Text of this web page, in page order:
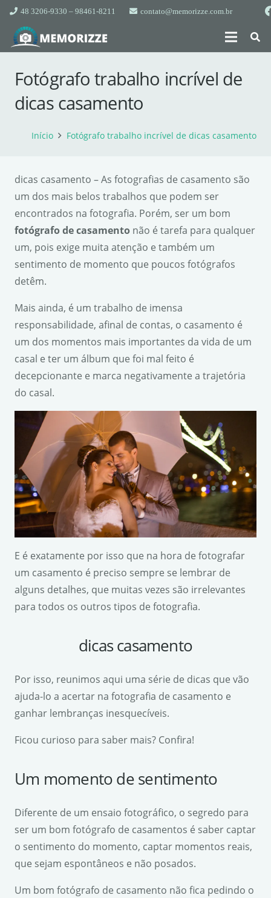
48 3206-9330 – 98461-8211 contato@memorizze.com.br
Fotógrafo trabalho incrível de
dicas casamento
Início Fotógrafo trabalho incrível de dicas casamento
dicas casamento – As fotografias de casamento são
um dos mais belos trabalhos que podem ser
encontrados na fotografia. Porém, ser um bom
fotógrafo de casamento não é tarefa para qualquer
um, pois exige muita atenção e também um
sentimento de momento que poucos fotógrafos
detêm.
Mais ainda, é um trabalho de imensa
responsabilidade, afinal de contas, o casamento é
um dos momentos mais importantes da vida de um
casal e ter um álbum que foi mal feito é
decepcionante e marca negativamente a trajetória
do casal.
E é exatamente por isso que na hora de fotografar
um casamento é preciso sempre se lembrar de
alguns detalhes, que muitas vezes são irrelevantes
para todos os outros tipos de fotografia.
dicas casamento
Por isso, reunimos aqui uma série de dicas que vão
ajuda-lo a acertar na fotografia de casamento e
ganhar lembranças inesquecíveis.
Ficou curioso para saber mais? Confira!
Um momento de sentimento
Diferente de um ensaio fotográfico, o segredo para
ser um bom fotógrafo de casamentos é saber captar
o sentimento do momento, captar momentos reais,
que sejam espontâneos e não posados.
Um bom fotógrafo de casamento não fica pedindo o